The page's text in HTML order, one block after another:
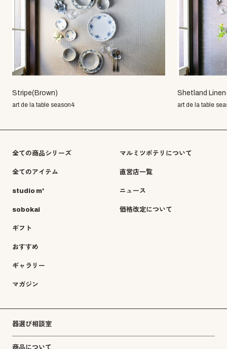
Stripe(Brown)
art de la table season4
Shetland
art de la table
全ての商品シリーズ
全てのアイテム
studio m'
sobokai
ギフト
おすすめ
ギャラリー
マガジン
マルミツポテリについて
直営店一覧
ニュース
価格改定について
器選び相談室